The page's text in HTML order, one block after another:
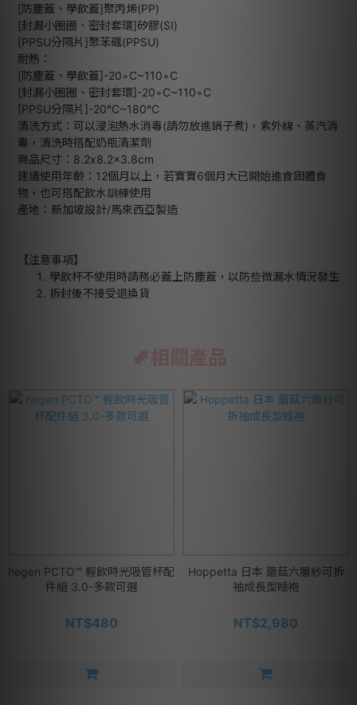
[防塵蓋、學飲蓋]聚丙烯(PP)
[封漏小圈圈、密封套環]矽膠(SI)
[PPSU分隔片]聚苯碸(PPSU)
耐熱：
[防塵蓋、學飲蓋]-20∘C~110∘C
[封漏小圈圈、密封套環]-20∘C~110∘C
[PPSU分隔片]-20°C~180°C
清洗方式：可以浸泡熱水消毒(請勿放進鍋子煮)，紫外線、蒸汽消
毒，清洗時搭配奶瓶清潔劑
商品尺寸：8.2x8.2x3.8cm
建議使用年齡：12個月以上，若寶寶6個月大已開始進食固體食
物，也可搭配飲水訓練使用
產地：新加坡設計/馬來西亞製造
【注意事項】
學飲杯不使用時請務必蓋上防塵蓋，以防些微漏水情況發生
拆封後不接受退換貨
相關產品
hegen PCTO™ 輕飲時光吸管杯配
件組 3.0-多款可選
NT$480
Hoppetta 日本 蘑菇六層紗可拆
袖成長型睡袍
NT$2,980